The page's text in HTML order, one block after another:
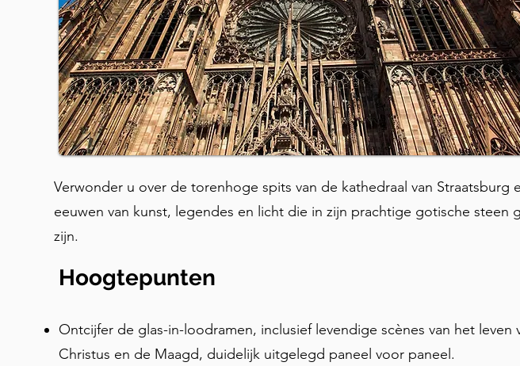
Verwonder u over de torenhoge spits van de kathedraal van Straatsburg
eeuwen van kunst, legendes en licht die in zijn prachtige gotische steen
zijn.
Hoogtepunten
Ontcijfer de glas-in-loodramen, inclusief levendige scènes van het leven
Christus en de Maagd, duidelijk uitgelegd paneel voor paneel.